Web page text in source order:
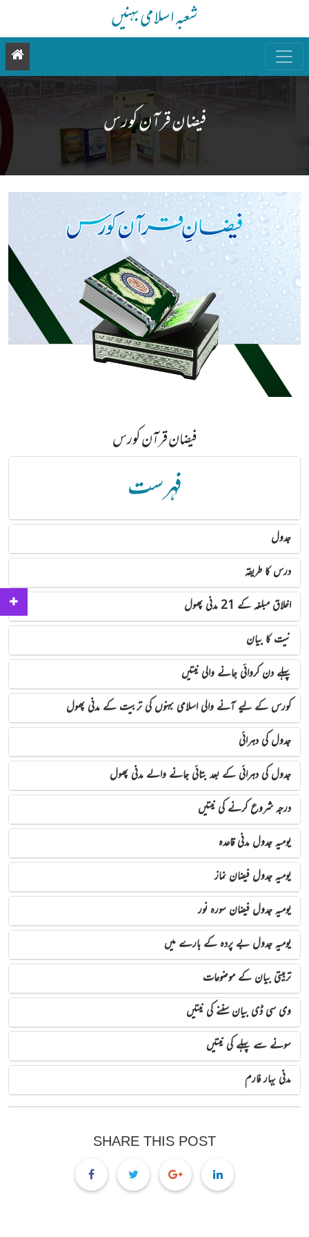
شعبہ اسلامی بہنیں
فیضان قرآن کورس
فیضان قرآن کورس
فہرست
جدول
درس کا طریقہ
اخلاق مبلغہ کے 21 مدنی پھول
نیت کا بیان
پہلے دن کروائی جانے والی نیتیں
کورس کے لیے آنے والی اسلامی بہنوں کی تربیت کے مدنی پھول
جدول کی دہرائی
جدول کی دہرائی کے بعد بتائی جانے والے مدنی پھول
درجہ شروع کرنے کی نیتیں
یومیہ جدول مدنی قا‏عدہ
یومیہ جدول فیضان نماز
یومیہ جدول فیضان سورہ نور
یومیہ جدول بے پردہ کے بارے میں
تربیتی بیان کے موضوعات
وی سی ڈی بیان سننے کی نیتیں
سونے سے پہلے کی نیتیں
مدنی بہار فارم
SHARE THIS POST